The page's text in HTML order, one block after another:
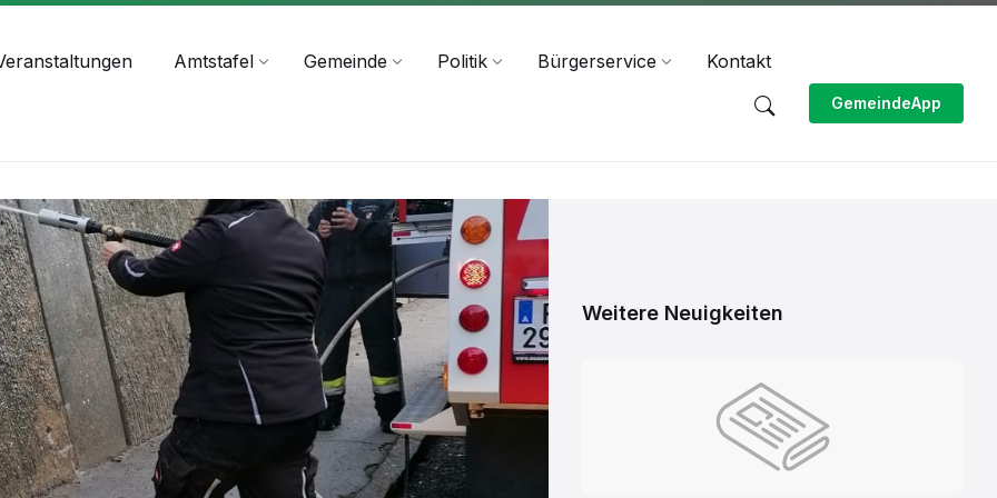
Amtstafel Gemeinde Politik Bürgerservice Kontakt
GemeindeApp
Weitere Neuigkeiten